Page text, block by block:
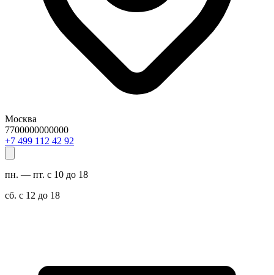
Москва
7700000000000
29 24 211 994 7+
пн. — пт. с 10 до 18
сб. с 12 до 18